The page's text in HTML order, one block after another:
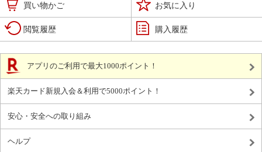
買い物かご お気に入り
閲覧履歴 購入履歴
アプリのご利用で最大1000ポイント！
楽天カード新規入会＆利用で5000ポイント！
安心・安全への取り組み
ヘルプ